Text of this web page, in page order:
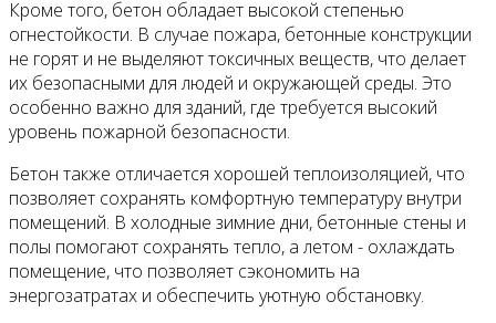
Кроме того, бетон обладает высокой степенью
огнестойкости. В случае пожара, бетонные конструкции
не горят и не выделяют токсичных веществ, что делает
их безопасными для людей и окружающей среды. Это
особенно важно для зданий, где требуется высокий
уровень пожарной безопасности.
Бетон также отличается хорошей теплоизоляцией, что
позволяет сохранять комфортную температуру внутри
помещений. В холодные зимние дни, бетонные стены и
полы помогают сохранять тепло, а летом - охлаждать
помещение, что позволяет сэкономить на
энергозатратах и обеспечить уютную обстановку.